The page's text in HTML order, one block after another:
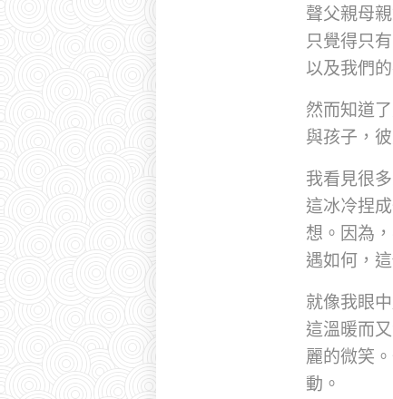
聲父親母
只覺得只
以及我們
然而知道
與孩子，
我看見很
這冰冷捏
想。因為
遇如何，
就像我眼
這溫暖而
麗的微笑
動。